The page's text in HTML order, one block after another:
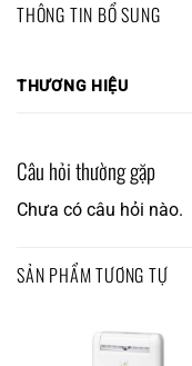
THÔNG TIN BỔ SUNG
THƯƠNG HIỆU
Câu hỏi thường gặp
Chưa có câu hỏi nào.
SẢN PHẨM TƯƠNG TỰ